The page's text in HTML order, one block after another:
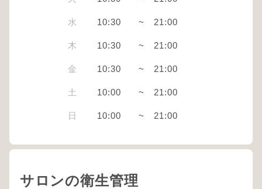
水 10:30 ~ 21:00
木 10:30 ~ 21:00
金 10:30 ~ 21:00
土 10:00 ~ 21:00
日 10:00 ~ 21:00
サロンの衛生管理